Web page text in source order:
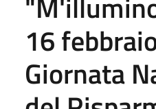
16
Giornata